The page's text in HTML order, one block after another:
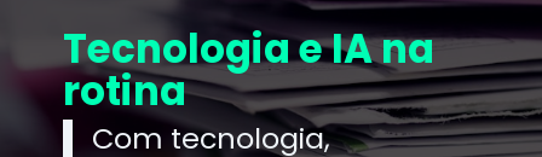
Tecnologia e IA na
rotina
Com tecnologia,